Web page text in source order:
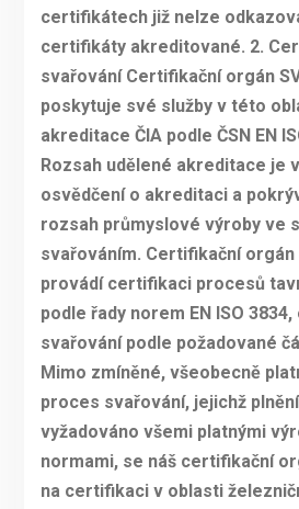
certifikátech již nelze
certifikáty akreditované. 2.
svařování Certifikační orgán
poskytuje své služby v této
akreditace ČIA podle ČSN EN
Rozsah udělené akreditace je
osvědčení o akreditaci a
rozsah průmyslové výroby ve
svařováním. Certifikační orgán
provádí certifikaci procesů
podle řady norem EN ISO
svařování podle požadované
Mimo zmíněné, všeobecně
proces svařování, jejichž
vyžadováno všemi platnými
normami, se náš certifikační
na certifikaci v oblasti